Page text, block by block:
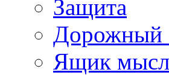
Защита
Дорожный
Ящик